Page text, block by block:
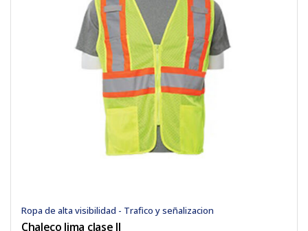
Ropa de alta visibilidad - Trafico y señalizacion
Chaleco lima clase II